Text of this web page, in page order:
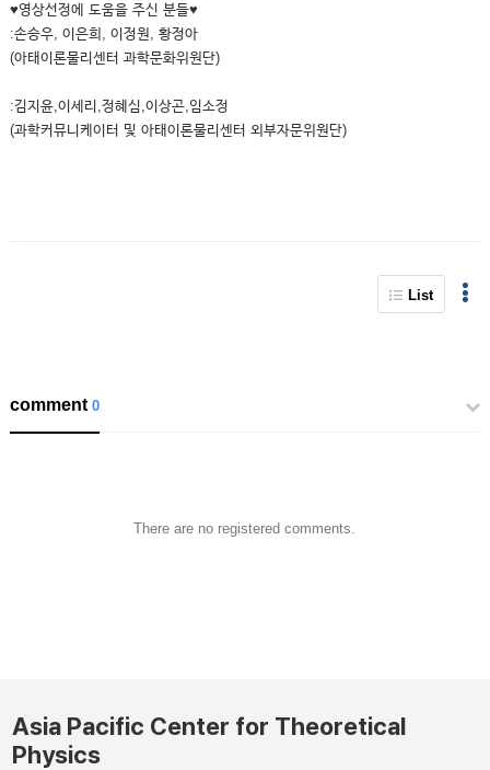
♥영상선정에 도움을 주신 분들♥
:손승우, 이은희, 이정원, 황정아
(아태이론물리센터 과학문화위원단)
:김지윤,이세리,정혜심,이상곤,임소정
(과학커뮤니케이터 및 아태이론물리센터 외부자문위원단)
List
comment0
There are no registered comments.
Asia Pacific Center for Theoretical
Physics